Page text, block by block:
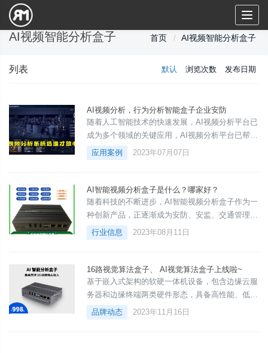
AI视频智能分析盒子 首页 AI视频智能分析盒子
列表 默认 浏览次数 发布日期
AI视频分析，行为分析智能盒子企业安防
随着人工智能技术的快速发展，AI视频分析平台已
成为多个领域的关键应用，AI视频分析平台已帮助
千家企业安防系统成功升级，通过对视频进行自动
识别、分析和处理，为企业和机构提供更智能化、
应用案例 2023年07月07日
AI智能视频分析盒子是什么？哪家好？
随着科技的不断进步，AI智能视频分析盒子作为一
种创新产品，正逐渐成为安防、安监、交通管理、
商业智能分析等多个领域的关键终端产品。那么，
什么是AI智能视频分析盒子？它有哪些功能和应用
AI智能视频分析盒子的定义AI智能视频分析盒子也
叫AI边缘计算盒子是一种运用人工智能技术对视频
进行实时分析和处理的边缘设备。通过边缘计算、
深度学习算法、
行业信息 2023年08月11日
16路视觉算法盒子、 AI视觉算法盒子上线啦~
基于嵌入式架构的软硬一体机设备，包含边缘云服
务器和边缘终端两类硬件形态，具备高性能、低功
耗、国产化等优势特色，支持人脸识别、全目标
（脸/人/非/车）结构化、视频分析（入侵、脱岗、
品牌动态 2023年11月16日